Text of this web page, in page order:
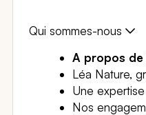
Qui sommes-nous
A propos de
Léa Nature,
Une
Nos